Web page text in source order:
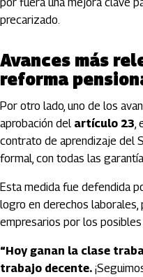
precarizado.
Avances más
reforma
Por otro lado, uno de los
aprobación del artículo 23,
contrato de aprendizaje del
formal, con todas las
Esta medida fue defendida
logro en derechos
empresarios por los
“Hoy ganan la clase
trabajo decente.